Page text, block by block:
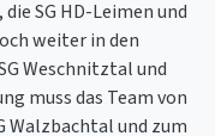
SG HD-Leimen und
weiter in den
Weschnitztal und
muss das Team von
Walzbachtal und zum